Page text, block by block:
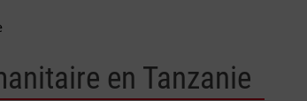
en Tanzanie